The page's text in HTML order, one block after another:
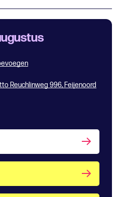
Reuchlinweg 996, Feijenoord